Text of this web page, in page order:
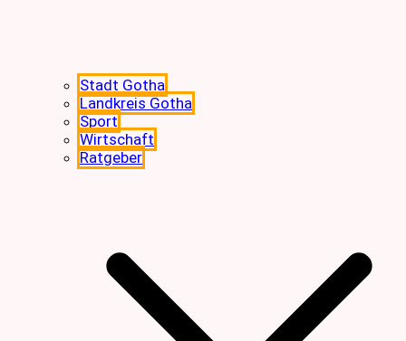
Stadt Gotha
Landkreis Gotha
Sport
Wirtschaft
Ratgeber